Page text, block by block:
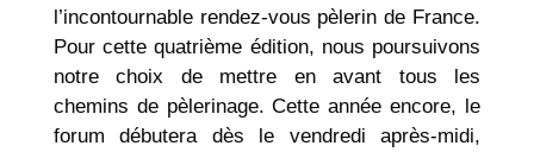
l’incontournable rendez-vous pèlerin de France.
Pour cette quatrième édition, nous poursuivons
notre choix de mettre en avant tous les
chemins de pèlerinage. Cette année encore, le
forum débutera dès le vendredi après-midi,